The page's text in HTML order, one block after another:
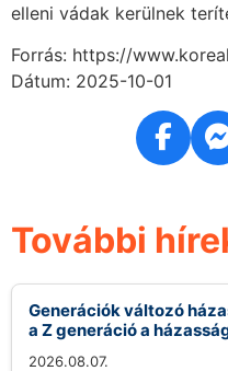
elleni vádak kerülnek
Forrás: https://
Dátum: 2025-10-01
További
Generációk változó
a Z generáció a
2026.08.07.